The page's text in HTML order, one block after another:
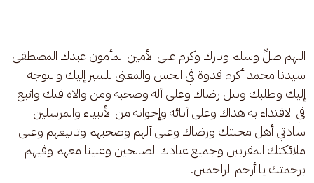
اللهم صلِّ وسلم وبارك وكرم على الأمين المأمون عبدك المصطفى
سيدنا محمد أكرم قدوة في الحس والمعنى للسير إليك والتوجه
إليك وطلبك ونيل رضاك وعلى آله وصحبه ومن والاه فيك واتبع
في الاقتداء به هداك وعلى آبائه وإخوانه من الأنبياء والمرسلين
سادتي أهل محبتك ورضاك وعلى آلهم وصحبهم وتابيعهم وعلى
ملائكتك المقربين وجميع عبادك الصالحين وعلينا معهم وفيهم
برحمتك يا أرحم الراحمين.